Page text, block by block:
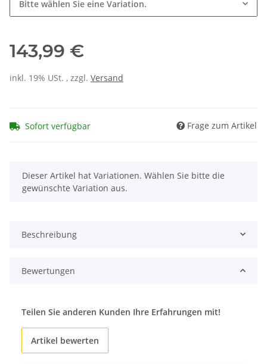
Bitte wählen Sie eine Variation.
143,99 €
inkl. 19% USt. , zzgl. Versand
Sofort verfügbar Frage zum Artikel
x
Dieser Artikel hat Variationen. Wählen Sie bitte die
gewünschte Variation aus.
Beschreibung
Bewertungen
Teilen Sie anderen Kunden Ihre Erfahrungen mit!
Artikel bewerten